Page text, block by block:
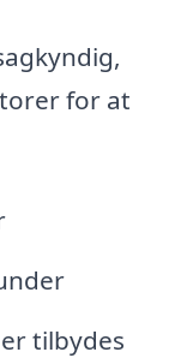
for at
tilbydes